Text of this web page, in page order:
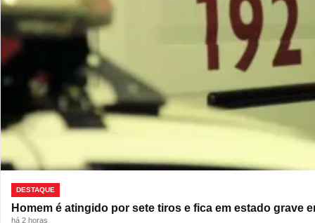
DESTAQUE
Homem é atingido por sete tiros e fica em estado grave
há 2 horas